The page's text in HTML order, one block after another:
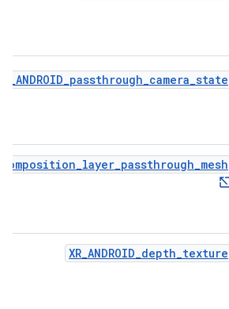
XR_ANDROID_depth_texture